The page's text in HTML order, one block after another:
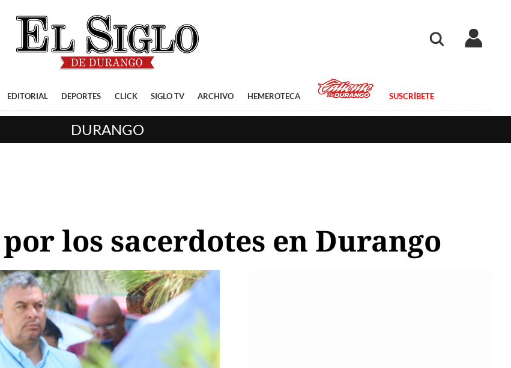
EDITORIAL DEPORTES CLICK SIGLO TV ARCHIVO HEMEROTECA SUSCRÍBETE
DURANGO
los sacerdotes en Durango